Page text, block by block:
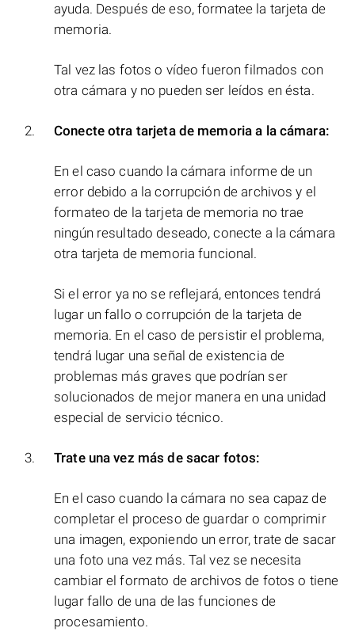
ayuda. Después de eso, formatee la tarjeta de
memoria.
Tal vez las fotos o vídeo fueron filmados con
otra cámara y no pueden ser leídos en ésta.
Conecte otra tarjeta de memoria a la cámara:
En el caso cuando la cámara informe de un
error debido a la corrupción de archivos y el
formateo de la tarjeta de memoria no trae
ningún resultado deseado, conecte a la cámara
otra tarjeta de memoria funcional.
Si el error ya no se reflejará, entonces tendrá
lugar un fallo o corrupción de la tarjeta de
memoria. En el caso de persistir el problema,
tendrá lugar una señal de existencia de
problemas más graves que podrían ser
solucionados de mejor manera en una unidad
especial de servicio técnico.
Trate una vez más de sacar fotos:
En el caso cuando la cámara no sea capaz de
completar el proceso de guardar o comprimir
una imagen, exponiendo un error, trate de sacar
una foto una vez más. Tal vez se necesita
cambiar el formato de archivos de fotos o tiene
lugar fallo de una de las funciones de
procesamiento.